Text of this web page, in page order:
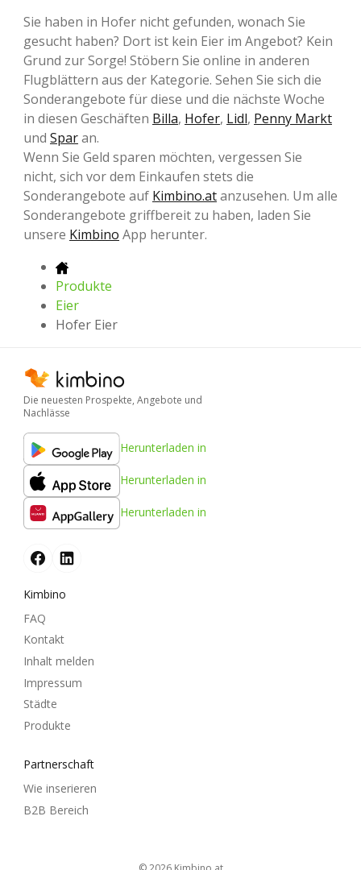
Sie haben in Hofer nicht gefunden, wonach Sie
gesucht haben? Dort ist kein Eier im Angebot? Kein
Grund zur Sorge! Stöbern Sie online in anderen
Flugblättern aus der Kategorie. Sehen Sie sich die
Sonderangebote für diese und die nächste Woche
in diesen Geschäften Billa, Hofer, Lidl, Penny Markt
und Sparan.
Wenn Sie Geld sparen möchten, vergessen Sie
nicht, sich vor dem Einkaufen stets die
Sonderangebote auf Kimbino.atanzusehen. Um alle
Sonderangebote griffbereit zu haben, laden Sie
unsere Kimbino App herunter.
Produkte
Eier
Hofer Eier
Die neuesten Prospekte, Angebote und
Nachlässe
Herunterladen in
Herunterladen in
Herunterladen in
Kimbino
FAQ
Kontakt
Inhalt melden
Impressum
Städte
Produkte
Partnerschaft
Wie inserieren
B2B Bereich